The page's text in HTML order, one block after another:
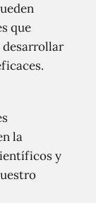
que
la
y